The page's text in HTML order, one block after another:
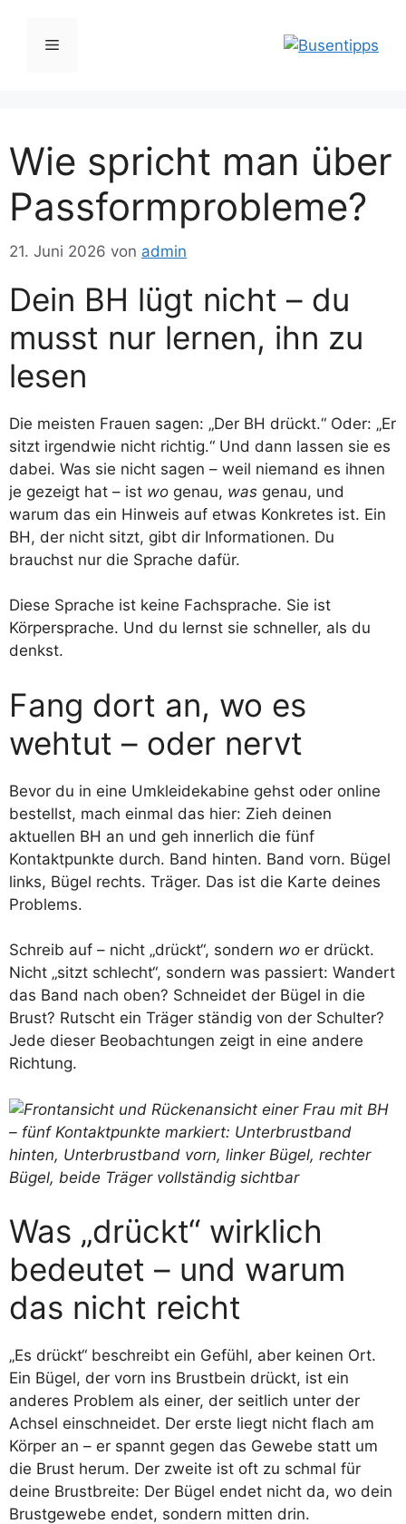
springen
Menü
Wie spricht man über
Passformprobleme?
21. Juni 2026 von admin
Dein BH lügt nicht – du
musst nur lernen, ihn zu
lesen
Die meisten Frauen sagen: „Der BH drückt.“ Oder: „Er
sitzt irgendwie nicht richtig.“ Und dann lassen sie es
dabei. Was sie nicht sagen – weil niemand es ihnen
je gezeigt hat – ist wo genau, was genau, und
warum das ein Hinweis auf etwas Konkretes ist. Ein
BH, der nicht sitzt, gibt dir Informationen. Du
brauchst nur die Sprache dafür.
Diese Sprache ist keine Fachsprache. Sie ist
Körpersprache. Und du lernst sie schneller, als du
denkst.
Fang dort an, wo es
wehtut – oder nervt
Bevor du in eine Umkleidekabine gehst oder online
bestellst, mach einmal das hier: Zieh deinen
aktuellen BH an und geh innerlich die fünf
Kontaktpunkte durch. Band hinten. Band vorn. Bügel
links, Bügel rechts. Träger. Das ist die Karte deines
Problems.
Schreib auf – nicht „drückt“, sondern wo er drückt.
Nicht „sitzt schlecht“, sondern was passiert: Wandert
das Band nach oben? Schneidet der Bügel in die
Brust? Rutscht ein Träger ständig von der Schulter?
Jede dieser Beobachtungen zeigt in eine andere
Richtung.
Was „drückt“ wirklich
bedeutet – und warum
das nicht reicht
„Es drückt“ beschreibt ein Gefühl, aber keinen Ort.
Ein Bügel, der vorn ins Brustbein drückt, ist ein
anderes Problem als einer, der seitlich unter der
Achsel einschneidet. Der erste liegt nicht flach am
Körper an – er spannt gegen das Gewebe statt um
die Brust herum. Der zweite ist oft zu schmal für
deine Brustbreite: Der Bügel endet nicht da, wo dein
Brustgewebe endet, sondern mitten drin.